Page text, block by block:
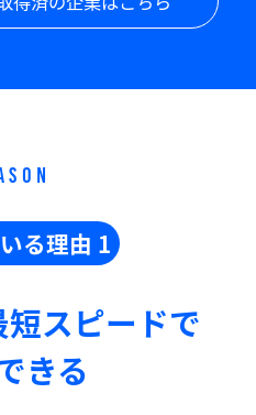
る理由 1
スピードで
きる